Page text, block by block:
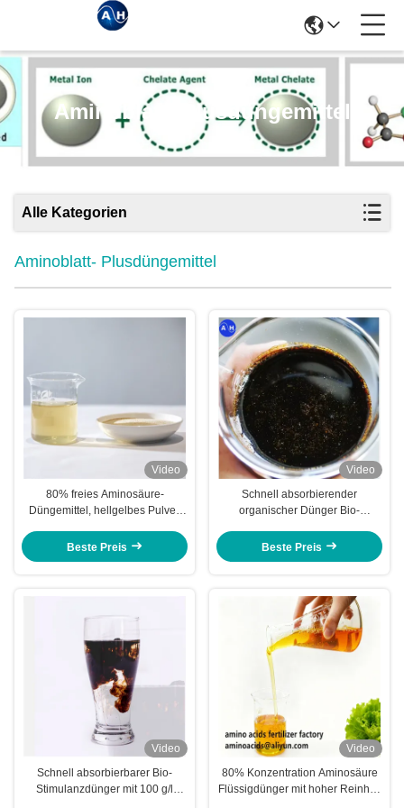
Aminoblatt- Plusdüngemittel
Alle Kategorien
Aminoblatt- Plusdüngemittel
Video
80% freies Aminosäure-
Düngemittel, hellgelbes Pulver,
Pflanzenwachstum
Beste Preis
Video
Schnell absorbierender
organischer Dünger Bio-
Aminosäure
Beste Preis
Video
Schnell absorbierbarer Bio-
Stimulanzdünger mit 100 g/l
Video
80% Konzentration Aminosäure
Flüssigdünger mit hoher Reinheit